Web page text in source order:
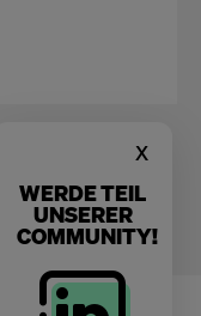
x
WERDE TEIL
UNSERER
COMMUNITY!